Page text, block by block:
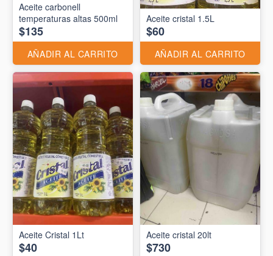
Aceite carbonell
temperaturas altas 500ml
$135
AÑADIR AL CARRITO
Aceite cristal 1.5L
$60
AÑADIR AL CARRITO
Aceite Cristal 1Lt
$40
Aceite cristal 20lt
$730